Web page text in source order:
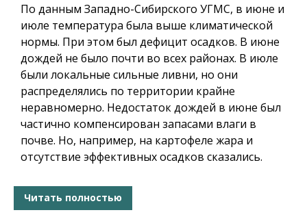
По данным Западно-Сибирского УГМС, в июне и
июле температура была выше климатической
нормы. При этом был дефицит осадков. В июне
дождей не было почти во всех районах. В июле
были локальные сильные ливни, но они
распределялись по территории крайне
неравномерно. Недостаток дождей в июне был
частично компенсирован запасами влаги в
почве. Но, например, на картофеле жара и
отсутствие эффективных осадков сказались.
Читать полностью